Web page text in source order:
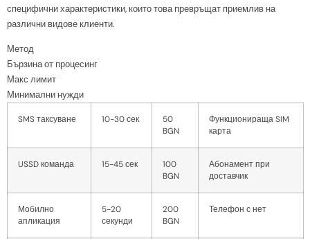
специфични характеристики, които това превръщат приемлив на
различни видове клиенти.
Метод
Бързина от процесинг
Макс лимит
Минимални нужди
SMS таксуване 10-30 сек
50
BGN
Функционираща SIM
карта
USSD команда 15-45 сек
100
BGN
Абонамент при
доставчик
Мобилно
апликация
5-20
секунди
200
BGN
Телефон с нет